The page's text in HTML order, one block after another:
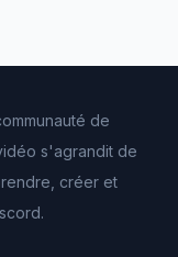
de
s'agrandit de
créer et